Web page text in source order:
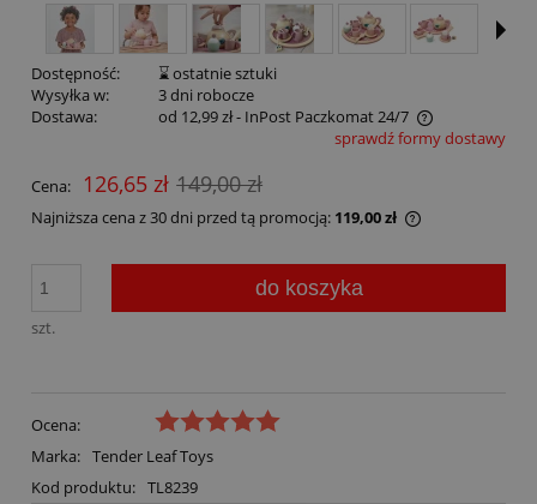
Dostępność:
⌛ ostatnie sztuki
Wysyłka w:
3 dni robocze
Dostawa:
od 12,99 zł- InPost Paczkomat 24/7
sprawdź formy dostawy
Cena: 126,65 zł 149,00 zł
Najniższa cena z 30 dni przed tą promocją: 119,00 zł
szt.
do koszyka
Ocena:
Marka: Tender Leaf Toys
Kod produktu: TL8239